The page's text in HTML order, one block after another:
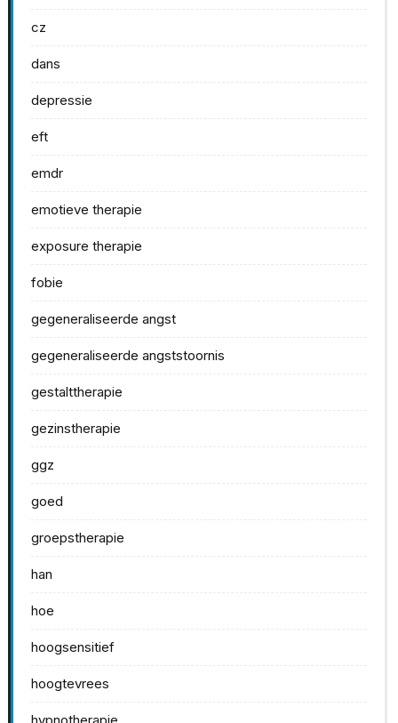
cz
dans
depressie
eft
emdr
emotieve therapie
exposure therapie
fobie
gegeneraliseerde angst
gegeneraliseerde angststoornis
gestalttherapie
gezinstherapie
ggz
goed
groepstherapie
han
hoe
hoogsensitief
hoogtevrees
hypnotherapie